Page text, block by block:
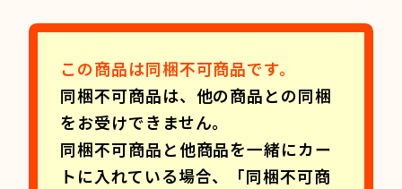
この商品は同梱不可商品です。
同梱不可商品は、他の商品との同梱
をお受けできません。
同梱不可商品と他商品を一緒にカー
トに入れている場合、「同梱不可商